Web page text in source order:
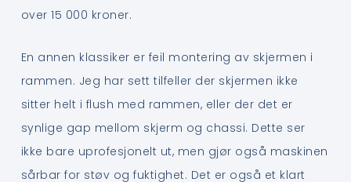
over 15 000 kroner.
En annen klassiker er feil montering av skjermen i
rammen. Jeg har sett tilfeller der skjermen ikke
sitter helt i flush med rammen, eller der det er
synlige gap mellom skjerm og chassi. Dette ser
ikke bare uprofesjonelt ut, men gjør også maskinen
sårbar for støv og fuktighet. Det er også et klart